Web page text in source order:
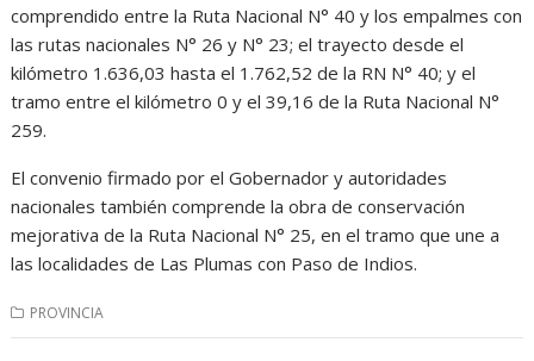
comprendido entre la Ruta Nacional N° 40 y los empalmes con
las rutas nacionales N° 26 y N° 23; el trayecto desde el
kilómetro 1.636,03 hasta el 1.762,52 de la RN N° 40; y el
tramo entre el kilómetro 0 y el 39,16 de la Ruta Nacional N°
259.
El convenio firmado por el Gobernador y autoridades
nacionales también comprende la obra de conservación
mejorativa de la Ruta Nacional N° 25, en el tramo que une a
las localidades de Las Plumas con Paso de Indios.
PROVINCIA